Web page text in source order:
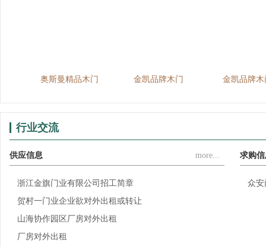
板工程实例 恩派室内门 浙江谷丰门业 浙
行业交流
供应信息 more...
浙江金旗门业有限公司招工简章
贺村一门业企业欲对外出租或转让
山海协作园区厂房对外出租
厂房对外出租
求购
众安